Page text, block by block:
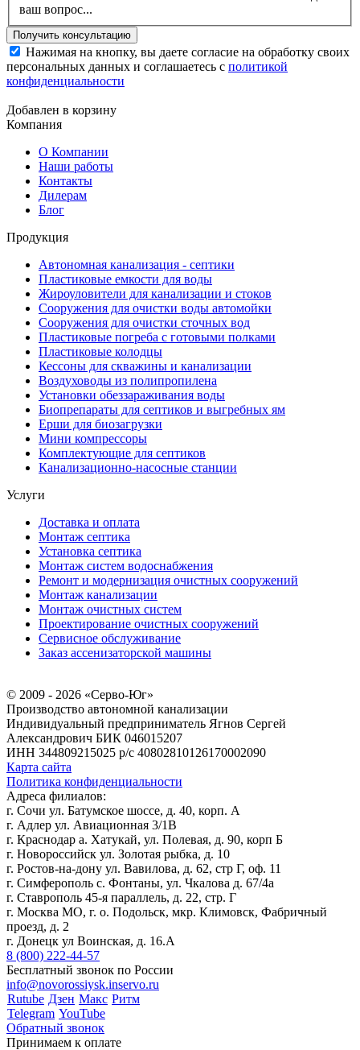
ваш вопрос...
Нажимая на кнопку, вы даете согласие на обработку своих
персональных данных и соглашаетесь с политикой
конфиденциальности
Добавлен в корзину
Компания
О Компании
Наши работы
Контакты
Дилерам
Блог
Продукция
Автономная канализация - септики
Пластиковые емкости для воды
Жироуловители для канализации и стоков
Сооружения для очистки воды автомойки
Сооружения для очистки сточных вод
Пластиковые погреба с готовыми полками
Пластиковые колодцы
Кессоны для скважины и канализации
Воздуховоды из полипропилена
Установки обеззараживания воды
Биопрепараты для септиков и выгребных ям
Ерши для биозагрузки
Мини компрессоры
Комплектующие для септиков
Канализационно-насосные станции
Услуги
Доставка и оплата
Монтаж септика
Установка септика
Монтаж систем водоснабжения
Ремонт и модернизация очистных сооружений
Монтаж канализации
Монтаж очистных систем
Проектирование очистных сооружений
Сервисное обслуживание
Заказ ассенизаторской машины
© 2009 - 2026 «Серво-Юг»
Производство автономной канализации
Индивидуальный предприниматель Ягнов Сергей
Александрович БИК 046015207
ИНН 344809215025 р/с 40802810126170002090
Карта сайта
Политика конфиденциальности
Адреса филиалов:
г. Сочи ул. Батумское шоссе, д. 40, корп. А
г. Адлер ул. Авиационная 3/1В
г. Краснодар а. Хатукай, ул. Полевая, д. 90, корп Б
г. Новороссийск ул. Золотая рыбка, д. 10
г. Ростов-на-дону ул. Вавилова, д. 62, стр Г, оф. 11
г. Симферополь с. Фонтаны, ул. Чкалова д. 67/4а
г. Ставрополь 45-я параллель, д. 22, стр. Г
г. Москва МО, г. о. Подольск, мкр. Климовск, Фабричный
проезд, д. 2
г. Донецк ул Воинская, д. 16.А
8 (800) 222-44-57
Бесплатный звонок по России
info@novorossiysk.inservo.ru
Rutube Дзен Макс Ритм
Telegram YouTube
Обратный звонок
Принимаем к оплате